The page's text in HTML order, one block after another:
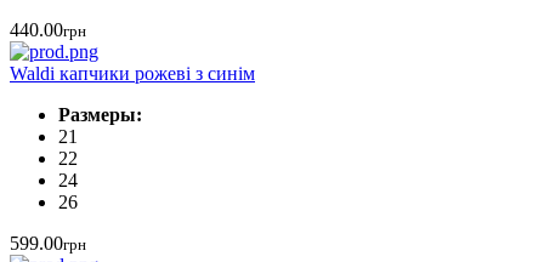
440.00грн
Waldi капчики рожеві з синім
Размеры:
21
22
24
26
599.00грн